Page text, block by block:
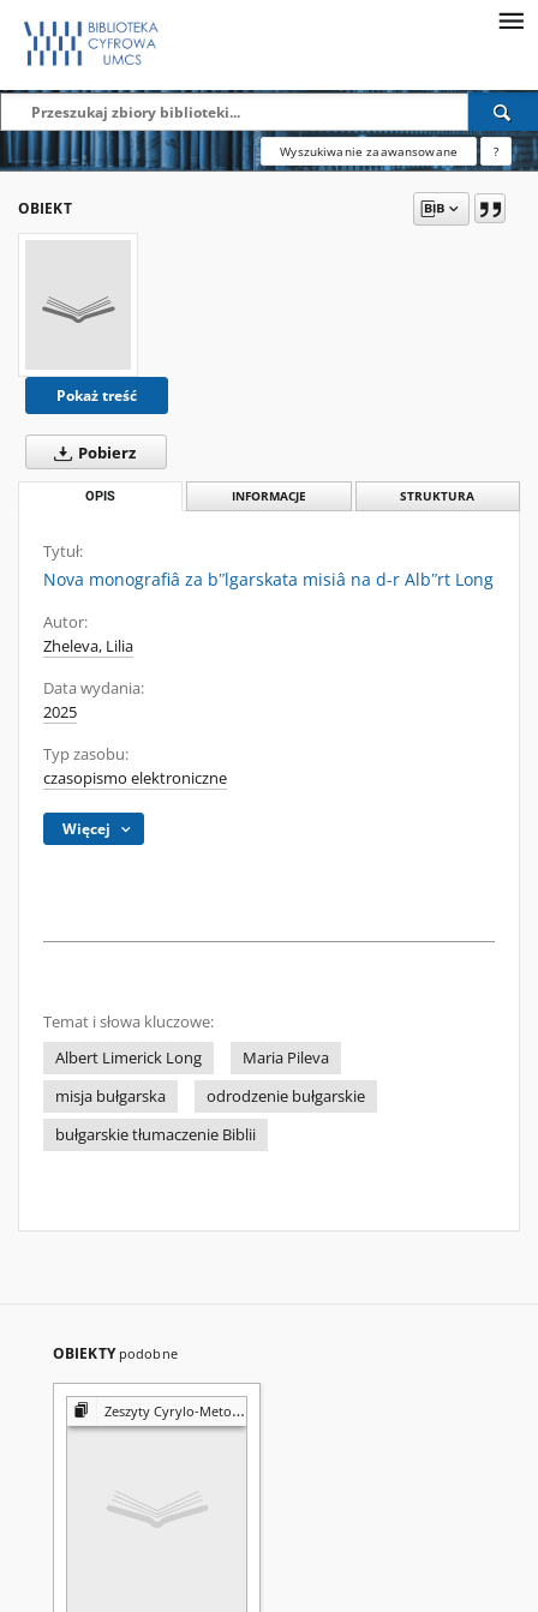
Wyszukiwanie zaawansowane ?
OBIEKT
Pokaż treść
Pobierz
OPIS INFORMACJE STRUKTURA
Tytuł:
Nova monografiâ za bʺlgarskata misiâ na d-r Albʺrt Long
Autor:
Zheleva, Lilia
Data wydania:
2025
Typ zasobu:
czasopismo elektroniczne
Więcej
Temat i słowa kluczowe:
Albert Limerick Long
Maria Pileva
misja bułgarska
odrodzenie bułgarskie
bułgarskie tłumaczenie Biblii
OBIEKTY podobne
Zeszyty Cyrylo-Metodiańskie